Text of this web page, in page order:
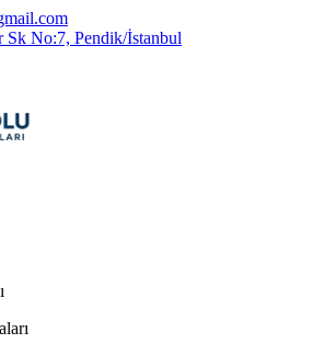
Sk No:7, Pendik/İstanbul